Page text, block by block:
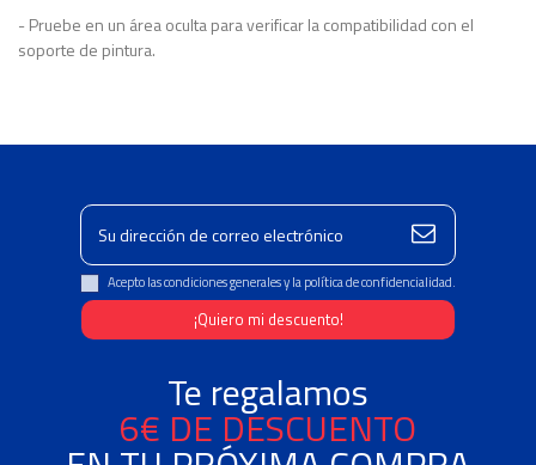
- Pruebe en un área oculta para verificar la compatibilidad con el
soporte de pintura.
Acepto las condiciones generales y la política de confidencialidad.
Te regalamos
6€ DE DESCUENTO